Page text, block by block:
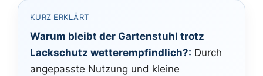
KURZ ERKLÄRT
Warum bleibt der Gartenstuhl trotz
Lackschutz wetterempfindlich?: Durch
angepasste Nutzung und kleine